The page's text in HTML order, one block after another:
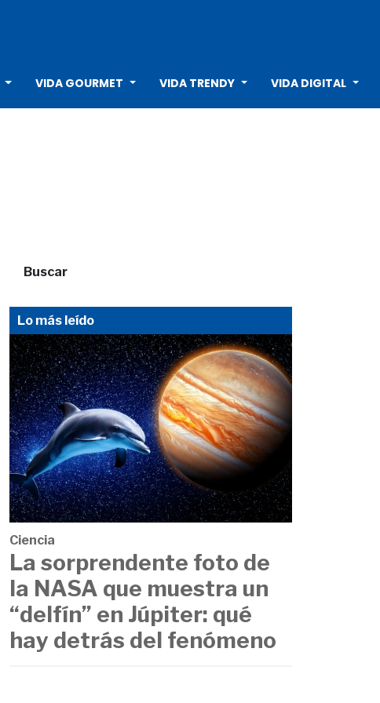
VIDA GOURMET VIDA TRENDY VIDA DIGITAL
Buscar
Lo más leído
Ciencia
La sorprendente foto de
la NASA que muestra un
“delfín” en Júpiter: qué
hay detrás del fenómeno